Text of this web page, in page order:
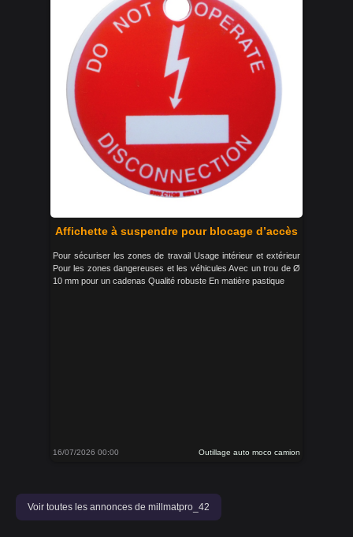
Affichette à suspendre pour blocage d’accès
Pour sécuriser les zones de travail Usage intérieur et extérieur
Pour les zones dangereuses et les véhicules Avec un trou de Ø
10 mm pour un cadenas Qualité robuste En matière pastique
16/07/2026 00:00 Outillage auto moco camion
Voir toutes les annonces de millmatpro_42